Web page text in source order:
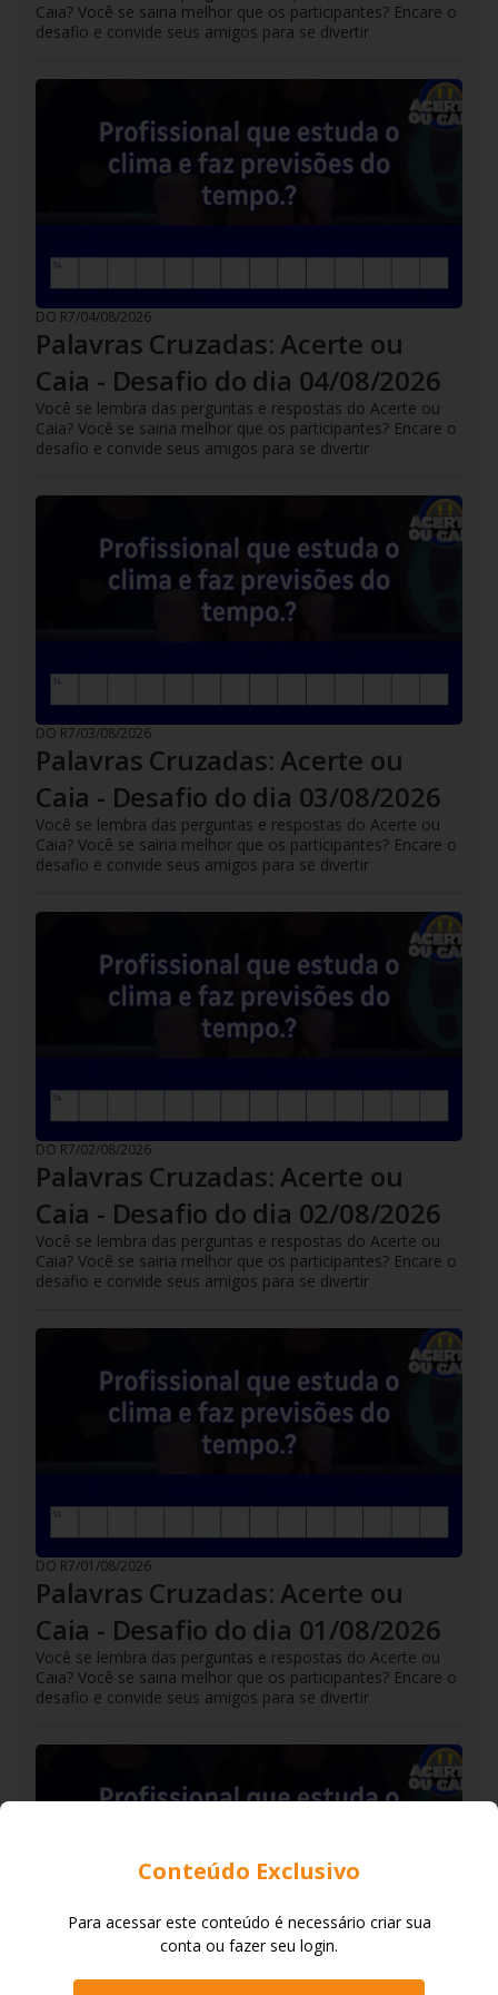
Caia? Você se sairia melhor que os participantes? Encare o
desafio e convide seus amigos para se divertir
DO R7/04/08/2026
Palavras Cruzadas: Acerte ou
Caia - Desafio do dia 04/08/2026
Você se lembra das perguntas e respostas do Acerte ou
Caia? Você se sairia melhor que os participantes? Encare o
desafio e convide seus amigos para se divertir
DO R7/03/08/2026
Palavras Cruzadas: Acerte ou
Caia - Desafio do dia 03/08/2026
Você se lembra das perguntas e respostas do Acerte ou
Caia? Você se sairia melhor que os participantes? Encare o
desafio e convide seus amigos para se divertir
DO R7/02/08/2026
Palavras Cruzadas: Acerte ou
Caia - Desafio do dia 02/08/2026
Você se lembra das perguntas e respostas do Acerte ou
Caia? Você se sairia melhor que os participantes? Encare o
desafio e convide seus amigos para se divertir
DO R7/01/08/2026
Palavras Cruzadas: Acerte ou
Caia - Desafio do dia 01/08/2026
Você se lembra das perguntas e respostas do Acerte ou
Caia? Você se sairia melhor que os participantes? Encare o
desafio e convide seus amigos para se divertir
DO R7/31/07/2026
Conteúdo Exclusivo
Para acessar este conteúdo é necessário criar sua
conta ou fazer seu login.